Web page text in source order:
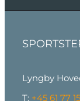
Lyngby
T: +45 61 77